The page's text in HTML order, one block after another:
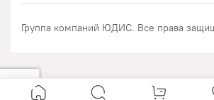
Группа компаний ЮДИС. Все права